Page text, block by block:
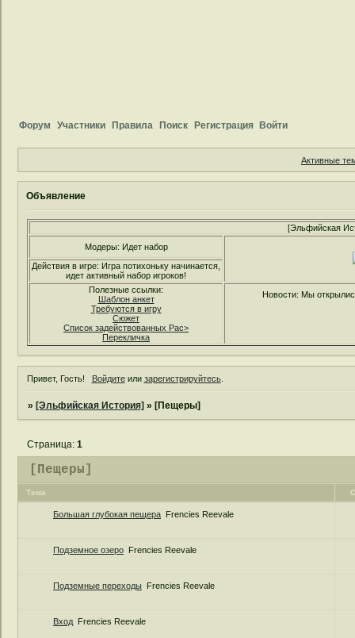
Форум Участники Правила Поиск Регистрация Войти
Активные
Объявление
[Эльфийская
Модеры: Идет набор
Действия в игре: Игра потихоньку начинается,
идет активный набор игроков!
Полезные ссылки:
Шаблон анкет
Требуются в игру
Сюжет
Список задействованных Рас>
Перекличка
Новости: Мы
Привет, Гость! Войдитеили зарегистрируйтесь.
»[Эльфийская История] »[Пещеры]
[Пещеры]
Страница:1
Тема
Большая глубокая пещера Frencies Reevale
Подземное озеро Frencies Reevale
Подземные переходы Frencies Reevale
Вход Frencies Reevale